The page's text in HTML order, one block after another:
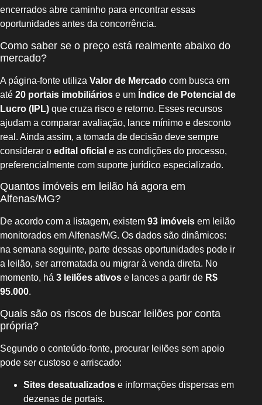
encerrados abre caminho para encontrar essas
oportunidades antes da concorrência.
Como saber se o preço está realmente abaixo do
mercado?
A página-fonte utiliza Valor de Mercado com busca em
até 20 portais imobiliários e um Índice de Potencial de
Lucro (IPL) que cruza risco e retorno. Esses recursos
ajudam a comparar avaliação, lance mínimo e desconto
real. Ainda assim, a tomada de decisão deve sempre
considerar o edital oficial e as condições do processo,
preferencialmente com suporte jurídico especializado.
Quantos imóveis em leilão há agora em
Alfenas/MG?
De acordo com a listagem, existem 93 imóveis em leilão
monitorados em Alfenas/MG. Os dados são dinâmicos:
na semana seguinte, parte dessas oportunidades pode ir
a leilão, ser arrematada ou migrar à venda direta. No
momento, há 3 leilões ativos e lances a partir de R$
95.000.
Quais são os riscos de buscar leilões por conta
própria?
Segundo o conteúdo-fonte, procurar leilões sem apoio
pode ser custoso e arriscado:
Sites desatualizados e informações dispersas em
dezenas de portais.